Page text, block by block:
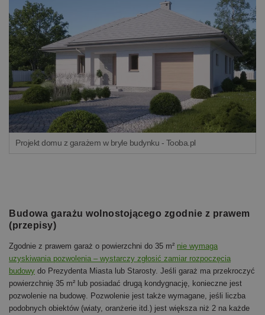
Projekt domu z garażem w bryle budynku - Tooba.pl
Budowa garażu wolnostojącego zgodnie z prawem
(przepisy)
Zgodnie z prawem garaż o powierzchni do 35 m² nie wymaga
uzyskiwania pozwolenia – wystarczy zgłosić zamiar rozpoczęcia
budowy do Prezydenta Miasta lub Starosty. Jeśli garaż ma przekroczyć
powierzchnię 35 m² lub posiadać drugą kondygnację, konieczne jest
pozwolenie na budowę. Pozwolenie jest także wymagane, jeśli liczba
podobnych obiektów (wiaty, oranżerie itd.) jest większa niż 2 na każde